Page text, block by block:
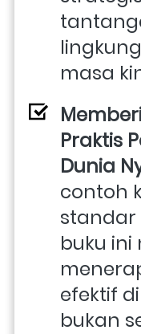
masa
Praktis
Dunia
contoh
standar
buku
efektif
bukan